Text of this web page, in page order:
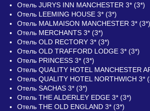
Отель JURYS INN MANCHESTER 3* (3*)
Отель LEEMING HOUSE 3* (3*)
Отель MALMAISON MANCHESTER 3* (3*)
Отель MERCHANTS 3* (3*)
Отель OLD RECTORY 3* (3*)
Отель OLD TRAFFORD LODGE 3* (3*)
Отель PRINCESS 3* (3*)
Отель QUALITY HOTEL MANCHESTER
Отель QUALITY HOTEL NORTHWICH 3*
Отель SACHAS 3* (3*)
Отель THE ALDERLEY EDGE 3* (3*)
Отель THE OLD ENGLAND 3* (3*)